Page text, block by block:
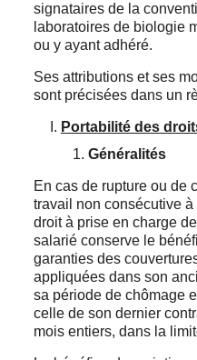
signataires de la
laboratoires de biologie
ou y ayant adhéré.
Ses attributions et ses
sont précisées dans un
Portabilité des
Généralités
En cas de rupture ou de
travail non consécutive
droit à prise en charge
salarié conserve le
garanties des
appliquées dans son
sa période de chômage
celle de son dernier
mois entiers, dans la